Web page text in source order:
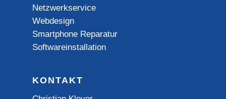
Netzwerkservice
Webdesign
Smartphone Reparatur
Softwareinstallation
KONTAKT